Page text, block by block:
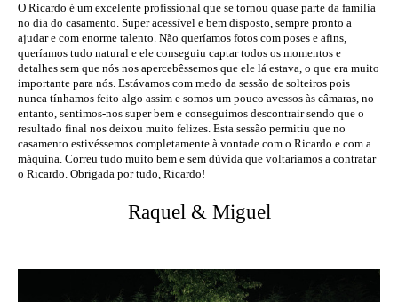
O Ricardo é um excelente profissional que se tornou quase parte da família
no dia do casamento. Super acessível e bem disposto, sempre pronto a
ajudar e com enorme talento. Não queríamos fotos com poses e afins,
queríamos tudo natural e ele conseguiu captar todos os momentos e
detalhes sem que nós nos apercebêssemos que ele lá estava, o que era muito
importante para nós. Estávamos com medo da sessão de solteiros pois
nunca tínhamos feito algo assim e somos um pouco avessos às câmaras, no
entanto, sentimos-nos super bem e conseguimos descontrair sendo que o
resultado final nos deixou muito felizes. Esta sessão permitiu que no
casamento estivéssemos completamente à vontade com o Ricardo e com a
máquina. Correu tudo muito bem e sem dúvida que voltaríamos a contratar
o Ricardo. Obrigada por tudo, Ricardo!
Raquel & Miguel